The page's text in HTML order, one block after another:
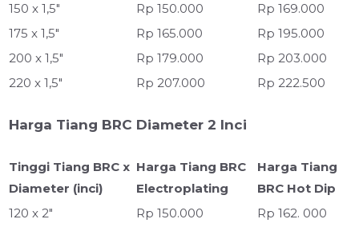
150 x 1,5"
Rp 150.000
Rp 169.000
175 x 1,5"
Rp 165.000
Rp 195.000
200 x 1,5"
Rp 179.000
Rp 203.000
220 x 1,5"
Rp 207.000 Rp 222.500
Harga Tiang BRC Diameter 2 Inci
Tinggi Tiang BRC x
Diameter (inci)
Harga Tiang BRC
Electroplating
Harga Tiang
BRC Hot Dip
120 x 2"
Rp 150.000
Rp 162. 000